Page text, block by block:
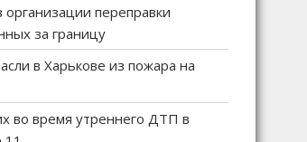
переправки
за границу
в Харькове из пожара на
во время утреннего ДТП в